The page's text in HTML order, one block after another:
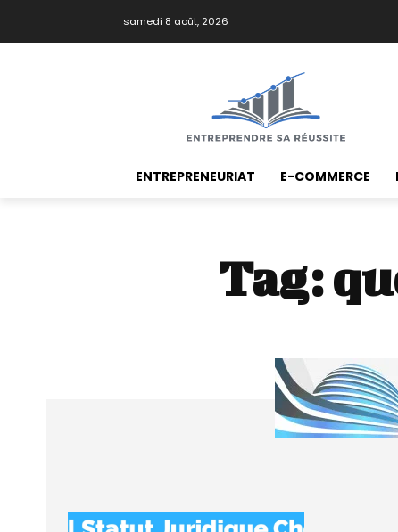
samedi 8 août, 2026
ENTREPRENEURIAT E-COMMERCE
Tag: